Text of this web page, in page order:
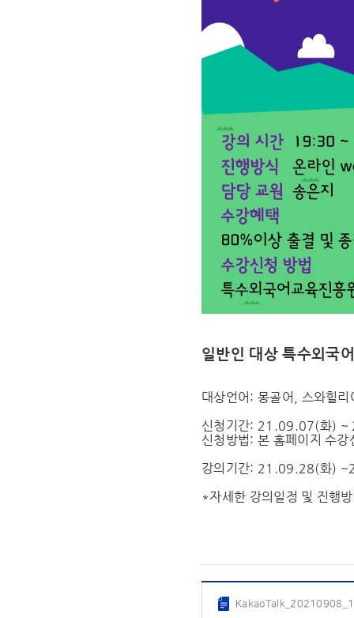
일반인 대상 특수외국
대상언어: 몽골어, 스와힐
신청기간: 21.09.07(화)
신청방법: 본 홈페이지 수
강의기간: 21.09.28(화)
*자세한 강의일정 및 진행